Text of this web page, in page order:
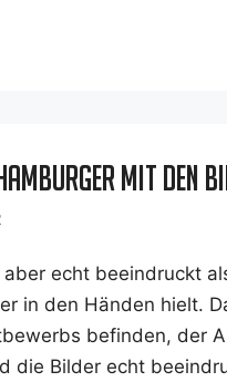
mit den
aber echt beein­druckt
in den Hän­den hielt.
befin­den, der
die Bil­der echt